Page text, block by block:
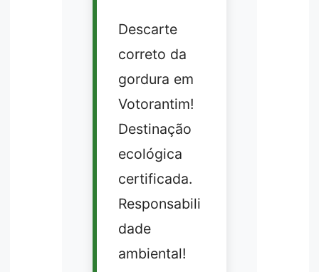
Descarte
correto da
gordura em
Votorantim!
Destinação
ecológica
certificada.
Responsabili
dade
ambiental!